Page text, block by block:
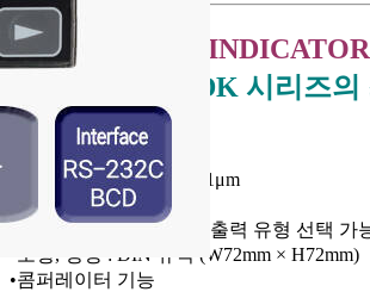
LT30 DIGITAL INDICATOR
디지털 게이지 DK 시리즈
은 0.1μm
•최소 표시 resolution : 0.1μm
•원점 검출 기능
•BCD 또는 RS - 232C 입출력 유형 선택 가
•소형, 경량 : DIN 규격 (W72mm × H72mm)
•콤퍼레이터 기능